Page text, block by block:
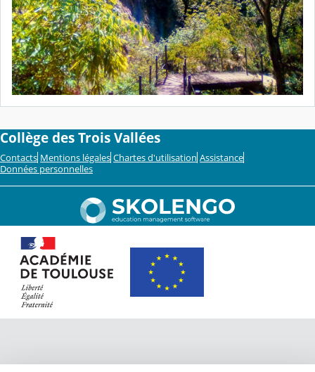
Collège des Trois Vallées
Contacts Mentions légales Chartes d'utilisation Assistance
Données personnelles